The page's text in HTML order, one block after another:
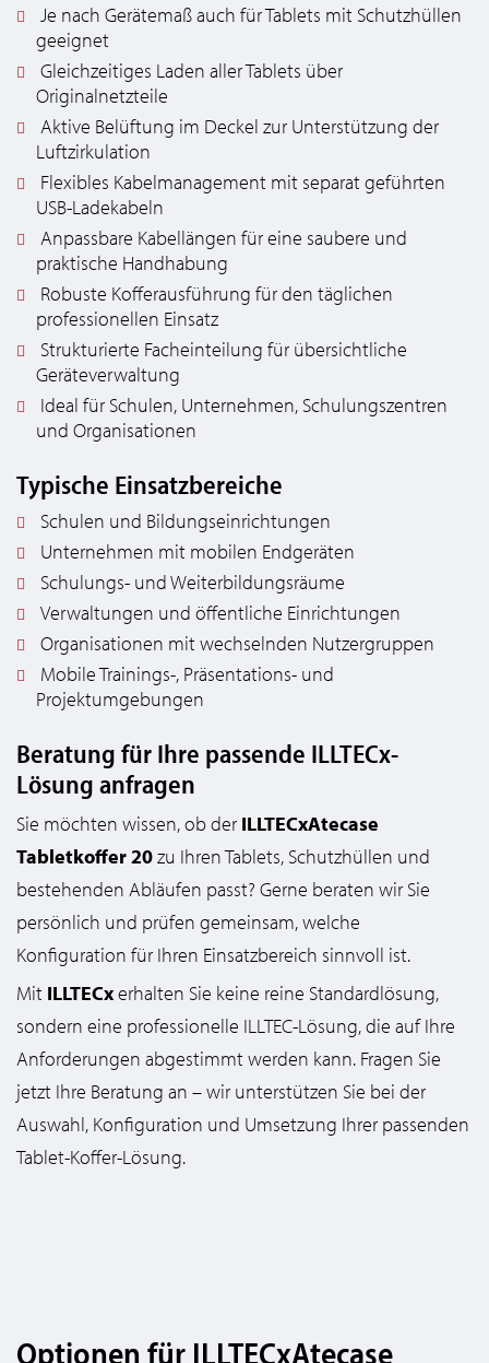
Je nach Gerätemaß auch für Tablets mit Schutzhüllen
geeignet
Gleichzeitiges Laden aller Tablets über
Originalnetzteile
Aktive Belüftung im Deckel zur Unterstützung der
Luftzirkulation
Flexibles Kabelmanagement mit separat geführten
USB-Ladekabeln
Anpassbare Kabellängen für eine saubere und
praktische Handhabung
Robuste Kofferausführung für den täglichen
professionellen Einsatz
Strukturierte Facheinteilung für übersichtliche
Geräteverwaltung
Ideal für Schulen, Unternehmen, Schulungszentren
und Organisationen
Typische Einsatzbereiche
Schulen und Bildungseinrichtungen
Unternehmen mit mobilen Endgeräten
Schulungs- und Weiterbildungsräume
Verwaltungen und öffentliche Einrichtungen
Organisationen mit wechselnden Nutzergruppen
Mobile Trainings-, Präsentations- und
Projektumgebungen
Beratung für Ihre passende ILLTECx-
Lösung anfragen
Sie möchten wissen, ob der ILLTECxAtecase
Tabletkoffer 20zu Ihren Tablets, Schutzhüllen und
bestehenden Abläufen passt? Gerne beraten wir Sie
persönlich und prüfen gemeinsam, welche
Konfiguration für Ihren Einsatzbereich sinnvoll ist.
Mit ILLTECxerhalten Sie keine reine Standardlösung,
sondern eine professionelle ILLTEC-Lösung, die auf Ihre
Anforderungen abgestimmt werden kann. Fragen Sie
jetzt Ihre Beratung an – wir unterstützen Sie bei der
Auswahl, Konfiguration und Umsetzung Ihrer passenden
Tablet-Koffer-Lösung.
Optionen für ILLTECxAtecase